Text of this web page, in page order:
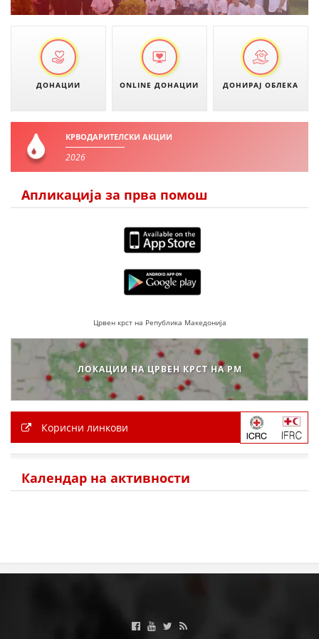
ПРИРАЧНИЦИ
СТРАТЕГИИ
БРОШУРИ
ПРЕЗЕНТАЦИИ
ДОНАЦИИ ONLINE ДОНАЦИИ ДОНИРАЈ ОБЛЕКА
КРВОДАРИТЕЛСКИ АКЦИИ
2026
Апликација за прва помош
Црвен крст на Република Македонија
ЛОКАЦИИ НА ЦРВЕН КРСТ НА РМ
Корисни линкови
Календар на активности